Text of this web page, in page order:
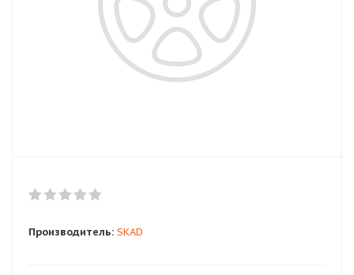
Производитель: SKAD